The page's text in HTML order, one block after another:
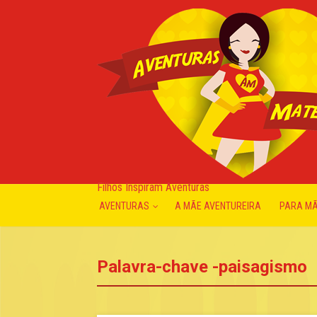
Filhos Inspiram Aventuras
AVENTURAS A MÃE AVENTUREIRA PARA
Palavra-chave -paisagismo